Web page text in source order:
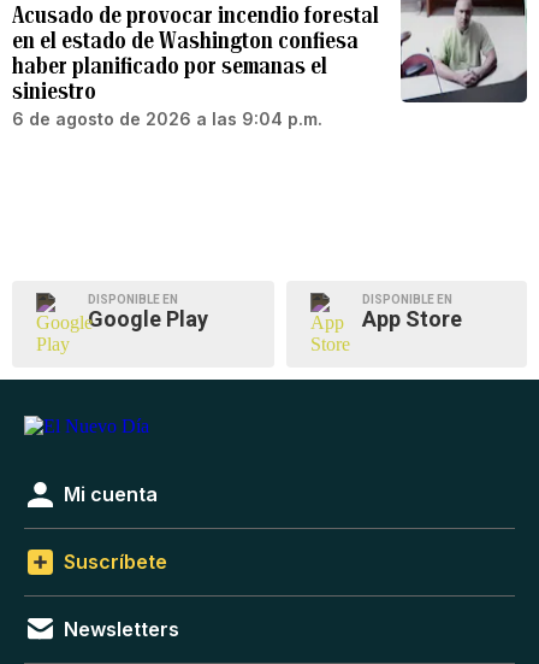
Acusado de provocar incendio forestal
en el estado de Washington confiesa
haber planificado por semanas el
siniestro
6 de agosto de 2026 a las 9:04 p.m.
DISPONIBLE EN
Google Play
DISPONIBLE EN
App Store
Mi cuenta
Suscríbete
Newsletters